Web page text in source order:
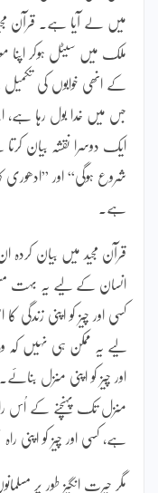
میں لے آیا ہے۔ قرآن
ملک میں سیٹل ہوکر اپنا
کے انھی خوابوں کی
جس میں خدا بول رہا ہے،
ایک دوسرا نقشہ بیان
شروع ہوگی“ اور ”ادھوری
ہے۔
قرآن مجید میں بیان
انسان کے لیے یہ بہت
کسی اور چیز کو اپنی
لیے یہ ممکن ہی نہیں کہ
اور چیز کو اپنی منزل
منزل تک پہنچنے کے اُس
ہے، کسی اور چیز کو اپنی
مگر حیرت انگیز طور پر